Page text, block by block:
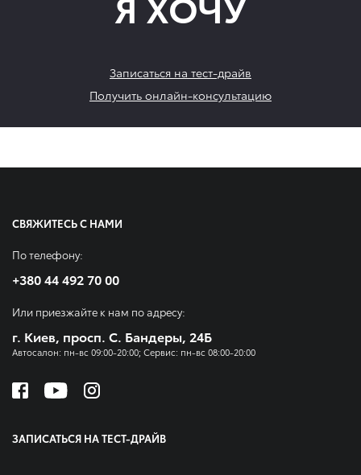
Записаться на тест-драйв
Получить онлайн-консультацию
СВЯЖИТЕСЬ С НАМИ
По телефону:
+380 44 492 70 00
Или приезжайте к нам по адресу:
г. Киев, просп. С. Бандеры, 24Б
Автосалон: пн-вс 09:00-20:00; Сервис: пн-вс 08:00-20:00
ЗАПИСАТЬСЯ НА ТЕСТ-ДРАЙВ